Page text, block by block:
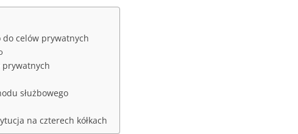
do celów prywatnych
prywatnych
służbowego
na czterech kółkach